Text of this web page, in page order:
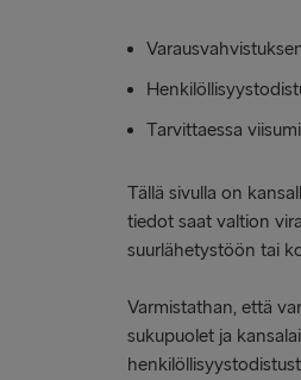
Tarvittaessa
Tällä sivulla on
tiedot saat valtion
suurlähetystöön tai
Varmistathan, että
sukupuolet ja